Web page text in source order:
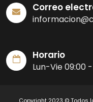
Correo
Horario
Lun-Vie 09:00 -